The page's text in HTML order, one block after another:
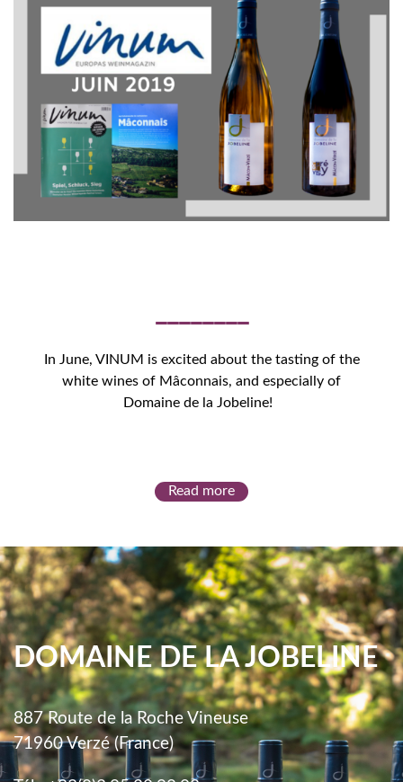
In June, VINUM is excited about the tasting of the
white wines of Mâconnais, and especially of
Domaine de la Jobeline!
Read more
DOMAINE DE LA JOBELINE
887 Route de la Roche Vineuse
71960 Verzé (France)